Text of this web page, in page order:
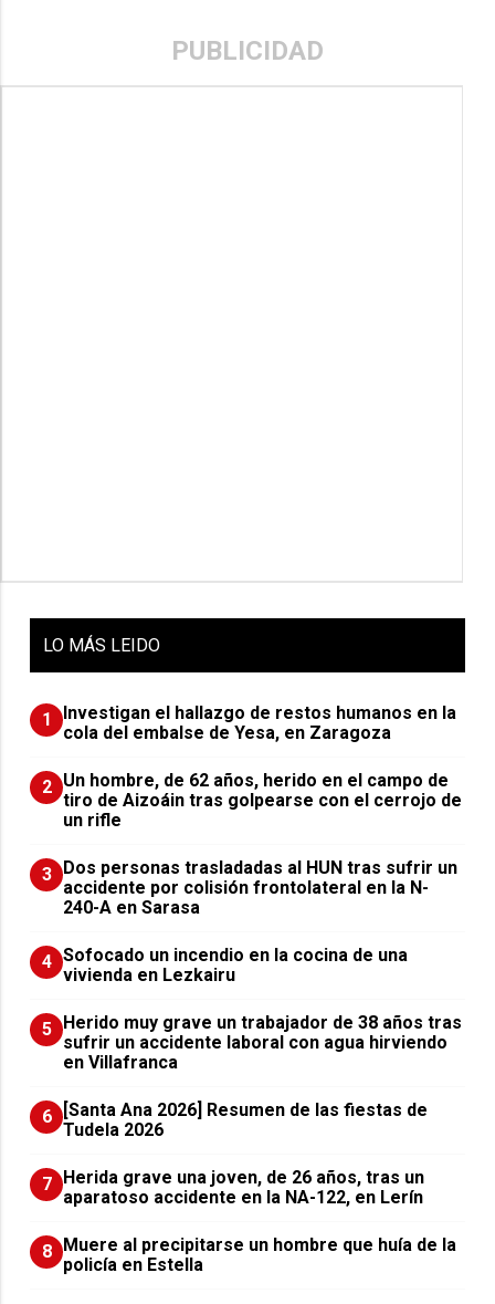
PUBLICIDAD
LO MÁS LEIDO
1
Investigan el hallazgo de restos humanos en la
cola del embalse de Yesa, en Zaragoza
2 Un hombre, de 62 años, herido en el campo de
tiro de Aizoáin tras golpearse con el cerrojo de
un rifle
3 ​Dos personas trasladadas al HUN tras sufrir un
accidente por colisión frontolateral en la N-
240-A en Sarasa
4 Sofocado un incendio en la cocina de una
vivienda en Lezkairu
5 Herido muy grave un trabajador de 38 años tras
sufrir un accidente laboral con agua hirviendo
en Villafranca
6
[Santa Ana 2026] Resumen de las fiestas de
Tudela 2026
7 Herida grave una joven, de 26 años, tras un
aparatoso accidente en la NA-122, en Lerín
8 Muere al precipitarse un hombre que huía de la
policía en Estella